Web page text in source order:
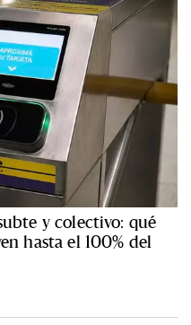
y colectivo: qué
hasta el 100% del